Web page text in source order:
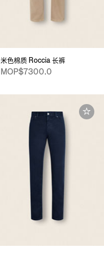
米色棉质 Roccia 长裤
MOP$7300.0